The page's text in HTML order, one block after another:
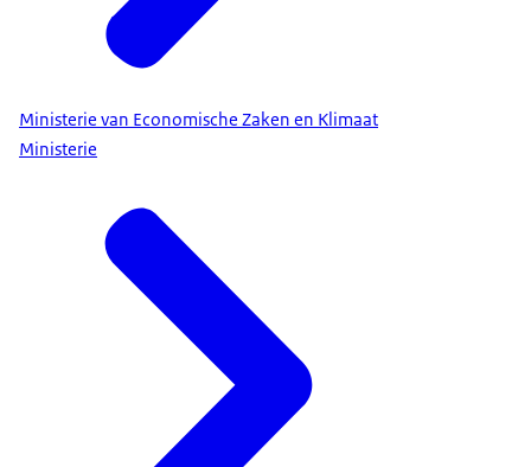
Ministerie van Economische Zaken en Klimaat
Ministerie